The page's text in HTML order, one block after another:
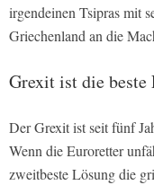
irgendeinen Tsipras mit
Griechenland an die
Grexit ist die beste
Der Grexit ist seit fünf
Wenn die Euroretter
zweitbeste Lösung die